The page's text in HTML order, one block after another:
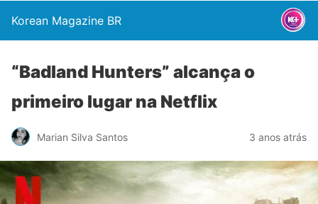
Korean Magazine BR
“Badland Hunters” alcança o
primeiro lugar na Netflix
Marian Silva Santos 3 anos atrás